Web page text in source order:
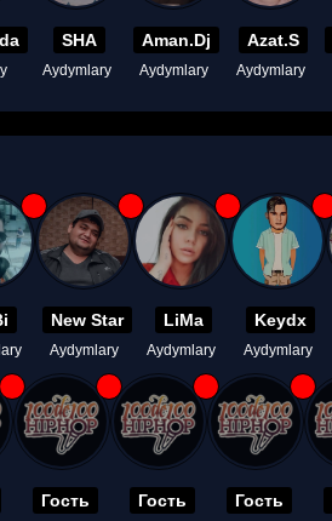
SHA
Aydymlary
Aman.Dj
Aydymlary
Azat.S
Aydymlary
New Star
Aydymlary
LiMa
Aydymlary
Keydx
Aydymlary
Гость Гость Гость